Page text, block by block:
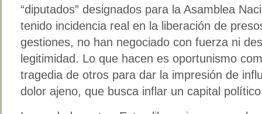
“diputados” designados para la Asamblea
tenido incidencia real en la liberación de
gestiones, no han negociado con fuerza ni
legitimidad. Lo que hacen es oportunismo
tragedia de otros para dar la impresión de
dolor ajeno, que busca inflar un capital